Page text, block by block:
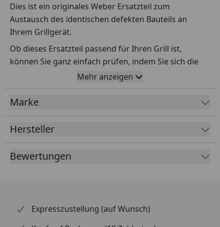
Dies ist ein originales Weber Ersatzteil zum
Austausch des identischen defekten Bauteils an
Ihrem Grillgerät.
Ob dieses Ersatzteil passend für Ihren Grill ist,
können Sie ganz einfach prüfen, indem Sie sich die
Explosionszeichnung Ihres Grills anschauen und dort
das betreffende Teil heraussuchen.
Über die Seriennummer Ihres Grillgeräts kommen Sie
ganz einfach zur passenden Explosionszeichnung.
Geben Sie dafür die Seriennummer
Sollte Ihnen nicht bekannt sein, wo Sie die
Abmessungen oder Gewichte zu den Ersatzteilen
Mehr anzeigen
Marke
Hersteller
Bewertungen
Expresszustellung (auf Wunsch)